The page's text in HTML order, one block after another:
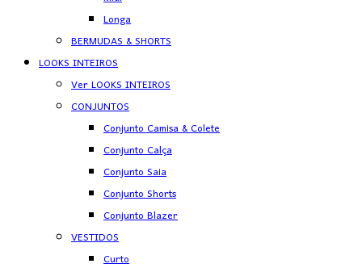
Longa
BERMUDAS & SHORTS
LOOKS INTEIROS
Ver LOOKS INTEIROS
CONJUNTOS
Conjunto Camisa & Colete
Conjunto Calça
Conjunto Saia
Conjunto Shorts
Conjunto Blazer
VESTIDOS
Curto